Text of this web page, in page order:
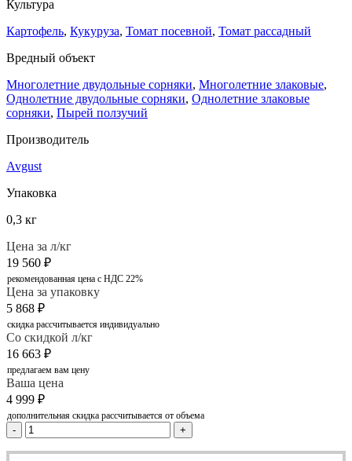
Культура
Картофель, Кукуруза, Томат посевной, Томат рассадный
Вредный объект
Многолетние двудольные сорняки, Многолетние злаковые,
Однолетние двудольные сорняки, Однолетние злаковые
сорняки, Пырей ползучий
Производитель
Avgust
Упаковка
0,3 кг
Цена за л/кг
19 560 ₽
рекомендованная цена с НДС 22%
Цена за упаковку
5 868 ₽
скидка рассчитывается индивидуально
Со скидкой л/кг
16 663 ₽
предлагаем вам цену
Ваша цена
4 999 ₽
дополнительная скидка рассчитывается от объема
- +